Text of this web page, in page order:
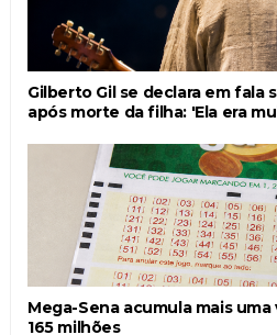
Gilberto Gil se declara em fala
após morte da filha: 'Ela era
Mega-Sena acumula mais uma
165 milhões